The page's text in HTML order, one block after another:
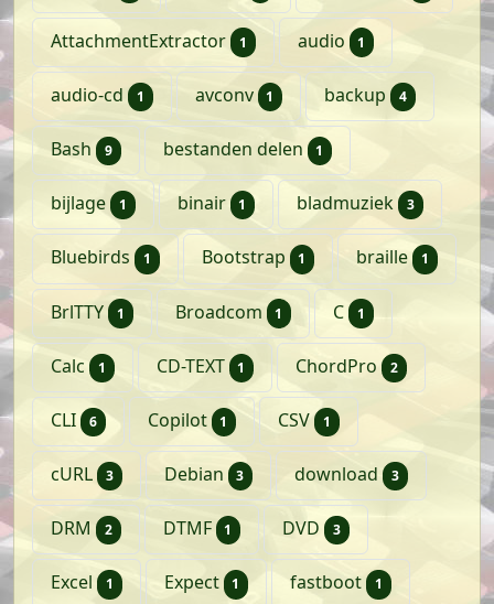
AttachmentExtractor 1 artikelaudio 1 artikel
audio-cd 1 artikelavconv 1 artikelbackup 4 artikelen
Bash 9 artikelenbestanden delen 1 artikel
bijlage 1 artikelbinair 1 artikelbladmuziek 3
Bluebirds 1 artikelBootstrap 1 artikelbraille 1 artikel
BrlTTY 1 artikelBroadcom 1 artikel
C 1 artikel
Calc 1 artikelCD-TEXT 1 artikelChordPro 2 artikelen
CLI 6 artikelenCopilot 1 artikelCSV 1 artikel
cURL 3 artikelenDebian 3 artikelendownload 3 artikelen
DRM 2 artikelen
DTMF 1 artikelDVD 3 artikelen
Excel 1 artikelExpect 1 artikelfastboot 1 artikel